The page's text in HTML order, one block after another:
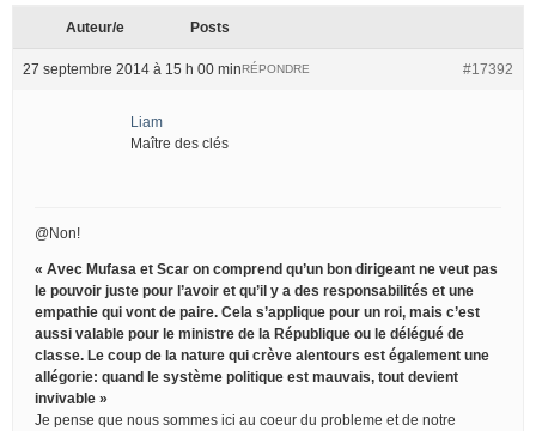
Auteur/e Posts
27 septembre 2014 à 15 h 00 min #17392
RÉPONDRE
Liam
Maître des clés
@Non!
« Avec Mufasa et Scar on comprend qu’un bon dirigeant ne veut pas
le pouvoir juste pour l’avoir et qu’il y a des responsabilités et une
empathie qui vont de paire. Cela s’applique pour un roi, mais c’est
aussi valable pour le ministre de la République ou le délégué de
classe. Le coup de la nature qui crève alentours est également une
allégorie: quand le système politique est mauvais, tout devient
invivable »
Je pense que nous sommes ici au coeur du probleme et de notre